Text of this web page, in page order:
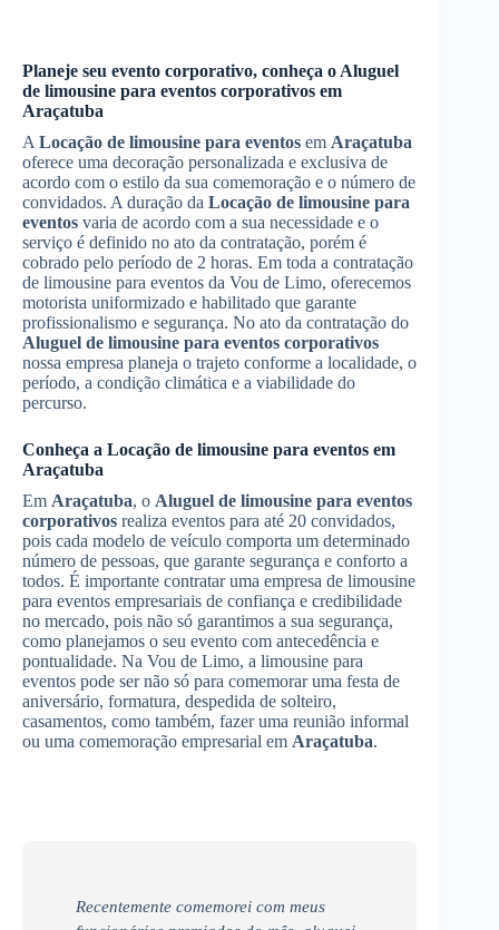
Planeje seu evento corporativo, conheça o Aluguel
de limousine para eventos corporativos em
Araçatuba
A Locação de limousine para eventos em Araçatuba
oferece uma decoração personalizada e exclusiva de
acordo com o estilo da sua comemoração e o número de
convidados. A duração da Locação de limousine para
eventos varia de acordo com a sua necessidade e o
serviço é definido no ato da contratação, porém é
cobrado pelo período de 2 horas. Em toda a contratação
de limousine para eventos da Vou de Limo, oferecemos
motorista uniformizado e habilitado que garante
profissionalismo e segurança. No ato da contratação do
Aluguel de limousine para eventos corporativos
nossa empresa planeja o trajeto conforme a localidade, o
período, a condição climática e a viabilidade do
percurso.
Conheça a Locação de limousine para eventos em
Araçatuba
Em Araçatuba, o Aluguel de limousine para eventos
corporativos realiza eventos para até 20 convidados,
pois cada modelo de veículo comporta um determinado
número de pessoas, que garante segurança e conforto a
todos. É importante contratar uma empresa de limousine
para eventos empresariais de confiança e credibilidade
no mercado, pois não só garantimos a sua segurança,
como planejamos o seu evento com antecedência e
pontualidade. Na Vou de Limo, a limousine para
eventos pode ser não só para comemorar uma festa de
aniversário, formatura, despedida de solteiro,
casamentos, como também, fazer uma reunião informal
ou uma comemoração empresarial em Araçatuba.
Recentemente comemorei com meus